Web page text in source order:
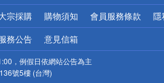
宗採購 購物須知 會員服務條款 隱
務公告 意見信箱
，例假日依網站公告為主
號5樓 (台灣)